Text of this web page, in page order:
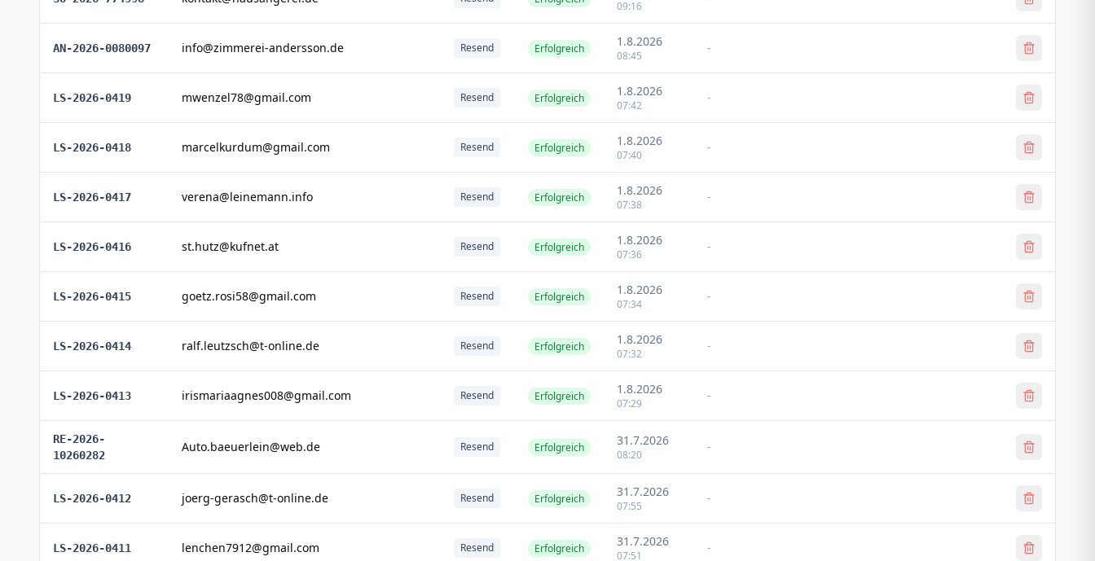
09:16
AN-2026-0080097 info@zimmerei-andersson.de Resend Erfolgreich 1.8.2026
08:45
-
LS-2026-0419 mwenzel78@gmail.com Resend Erfolgreich 1.8.2026
07:42
-
LS-2026-0418 marcelkurdum@gmail.com Resend Erfolgreich 1.8.2026
07:40
-
LS-2026-0417 verena@leinemann.info Resend Erfolgreich 1.8.2026
07:38
-
LS-2026-0416 st.hutz@kufnet.at Resend Erfolgreich 1.8.2026
07:36
-
LS-2026-0415 goetz.rosi58@gmail.com Resend Erfolgreich 1.8.2026
07:34
-
LS-2026-0414 ralf.leutzsch@t-online.de Resend Erfolgreich 1.8.2026
07:32
-
LS-2026-0413 irismariaagnes008@gmail.com Resend Erfolgreich 1.8.2026
07:29
-
RE-2026-
10260282
Auto.baeuerlein@web.de Resend Erfolgreich 31.7.2026
08:20
-
LS-2026-0412 joerg-gerasch@t-online.de Resend Erfolgreich 31.7.2026
07:55
-
LS-2026-0411 lenchen7912@gmail.com Resend Erfolgreich 31.7.2026
07:51
-